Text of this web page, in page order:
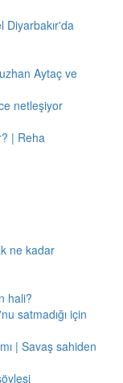
Diyarbakır'da
Aytaç ve
netleşiyor
| Reha
ne kadar
hali?
satmadığı için
| Savaş sahiden